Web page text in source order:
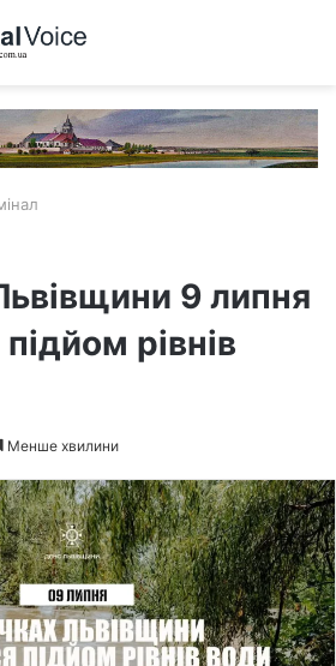
9 липня
рівнів
Менше хвилини